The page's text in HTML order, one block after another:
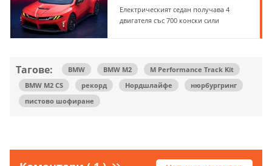
Електрическият седан получава 4
двигателя със 700 конски сили
Тагове: BMW BMW M2
M Performance Track Kit
BMW M2 CS
рекорд Нордшлайфе
нюрбургринг
пистово шофиране